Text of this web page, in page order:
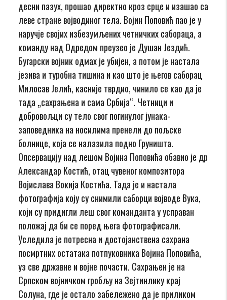
десни пазух, прошао директно кроз срце и изашао са
леве стране војводиног тела. Војин Поповић пао је у
наручје својих избезумљених четничких сабораца, а
команду над Одредом преузео је Душан Јездић.
Бугарски војник одмах је убијен, а потом је настала
језива и туробна тишина и као што је његов саборац
Милосав Јелић, касније тврдио, чинило се као да је
тада „сахрањена и сама Србија“. Четници и
добровољци су тело свог погинулог јунака-
заповедника на носилима пренели до пољске
болнице, која се налазила подно Груништа.
Опсервацију над лешом Војина Поповића обавио је др
Александар Костић, отац чувеног композитора
Војислава Вокија Костића. Тада је и настала
фотографија коју су снимили саборци војводе Вука,
који су придигли леш свог команданта у усправан
положај да би се поред њега фотографисали.
Уследила је потресна и достојанствена сахрана
посмртних остатака потпуковника Војина Поповића,
уз све државне и војне почасти. Сахрањен је на
Српском војничком гробљу на Зејтинлику крај
Солуна, где је остало забележено да је приликом